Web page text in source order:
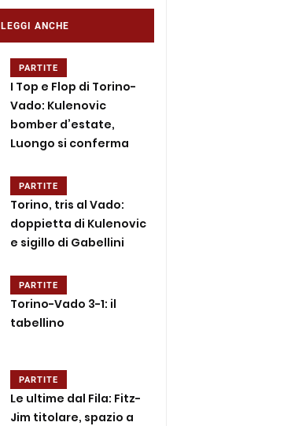
LEGGI ANCHE
PARTITE
I Top e Flop di Torino-
Vado: Kulenovic
bomber d’estate,
Luongo si conferma
PARTITE
Torino, tris al Vado:
doppietta di Kulenovic
e sigillo di Gabellini
PARTITE
Torino-Vado 3-1: il
tabellino
PARTITE
Le ultime dal Fila: Fitz-
Jim titolare, spazio a